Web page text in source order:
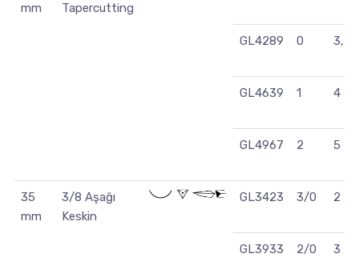
mm
Tapercutting
GL4289 0 3,5
GL4639 1 4
GL4967 2 5
35
mm
3/8 Aşağı
Keskin
GL3423 3/0 2
GL3933 2/0 3